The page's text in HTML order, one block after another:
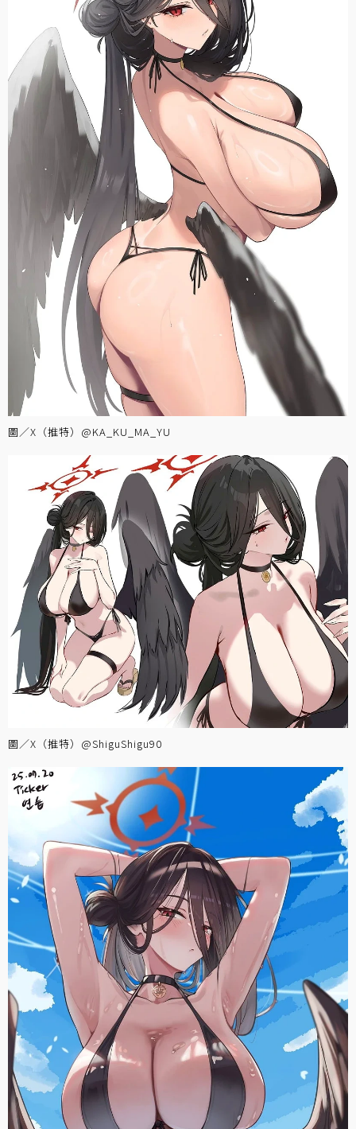
圖／X（推特）@KA_KU_MA_YU
圖／X（推特）@ShiguShigu90